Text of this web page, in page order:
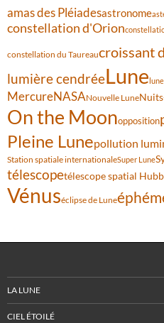
amas des Pléiadesastronome
constellation d'Orion
constellation du Taureaucroissant
lumière cendréeLune
MercureNASANouvelle Lune
On the Moonopposition
Pleine Lunepollution
Station spatiale internationaleSuper Lune
télescopetélescope spatial
Vénuséclipse de Lune
LA LUNE
CIEL ÉTOILÉ